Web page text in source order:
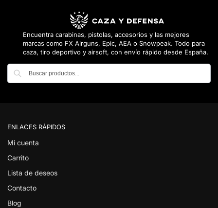
Encuentra carabinas, pistolas, accesorios y las mejores
marcas como FX Airguns, Epic, AEA o Snowpeak. Todo para
caza, tiro deportivo y airsoft, con envío rápido desde España.
ENLACES RÁPIDOS
Mi cuenta
Carrito
Lista de deseos
Contacto
Blog